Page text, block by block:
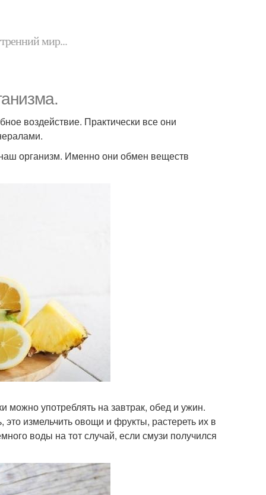
мир...
воздействие. Практически все они
организм. Именно они обмен веществ
можно употреблять на завтрак, обед и ужин.
измельчить овощи и фрукты, растереть их в
воды на тот случай, если смузи получился